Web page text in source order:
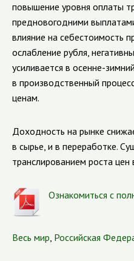
повышение уровня оплаты
предновогодними
влияние на себестоимость
ослабление рубля,
усиливается в осенне-
в производственный
ценам.
Доходность на рынке
в сырье, и в переработке.
транслированием роста цен
Ознакомиться с
Весь мир, Российская